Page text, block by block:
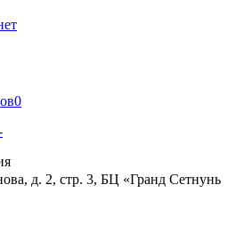
0
д. 2, стр. 3, БЦ «Гранд Сетнунь